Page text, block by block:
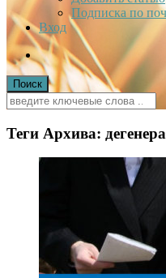
Подписка по
Вход
Теги Архива: